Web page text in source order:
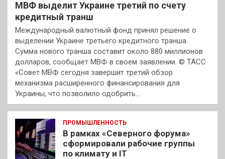
МВФ выделит Украине третий по счету
кредитный транш
Международный валютный фонд принял решение о
выделении Украине третьего кредитного транша.
Сумма нового транша составит около 880 миллионов
долларов, сообщает МВФ в своем заявлении. © ТАСС
«Совет МВФ сегодня завершит третий обзор
механизма расширенного финансирования для
Украины, что позволило одобрить…
ПРОМЫШЛЕННОСТЬ
В рамках «Северного форума»
сформировали рабочие группы
по климату и IT